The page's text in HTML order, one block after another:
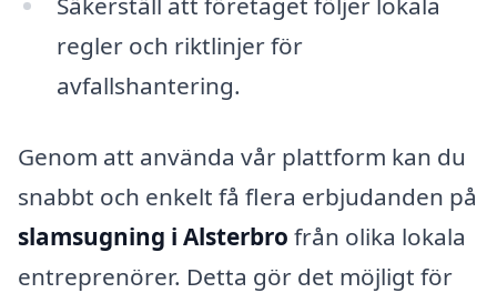
regler och riktlinjer för
avfallshantering.
Genom att använda vår plattform kan du
snabbt och enkelt få flera erbjudanden på
slamsugning i Alsterbro från olika lokala
entreprenörer. Detta gör det möjligt för